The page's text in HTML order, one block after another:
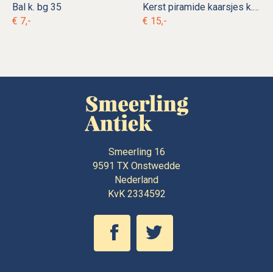
Bal k. bg 35
€ 7,-
Kerst piramide kaarsjes k. vk 10
€ 15,-
Smeerling 16
9591 TX Onstwedde
Nederland
KvK 2334592